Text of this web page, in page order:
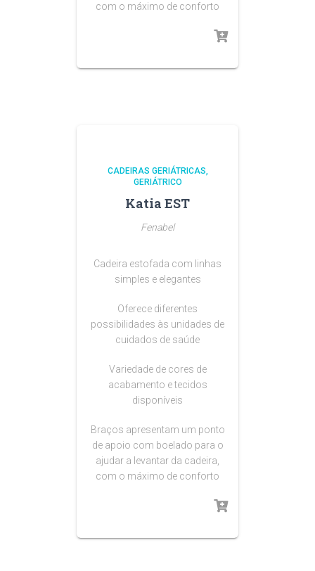
com o máximo de conforto
CADEIRAS GERIÁTRICAS
GERIÁTRICO
Katia EST
Fenabel
Cadeira estofada com linhas
simples e elegantes
Oferece diferentes
possibilidades às unidades de
cuidados de saúde
Variedade de cores de
acabamento e tecidos
disponíveis
Braços apresentam um ponto
de apoio com boelado para o
ajudar a levantar da cadeira,
com o máximo de conforto